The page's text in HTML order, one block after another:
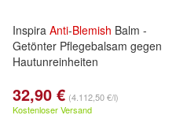
Inspira Anti-Blemish Balm -
Getönter Pflegebalsam gegen
Hautunreinheiten
32,90 € (4.112,50 €/l)
Kostenloser Versand